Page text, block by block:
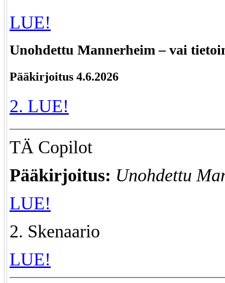
LUE!
Unohdettu Mannerheim – vai
Pääkirjoitus 4.6.2026
2. LUE!
TÄ Copilot
Pääkirjoitus: Unohdettu
LUE!
2. Skenaario
LUE!